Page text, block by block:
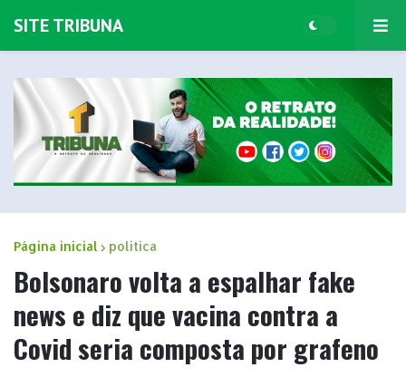
SITE TRIBUNA
Página inicial politica
Bolsonaro volta a espalhar fake
news e diz que vacina contra a
Covid seria composta por grafeno